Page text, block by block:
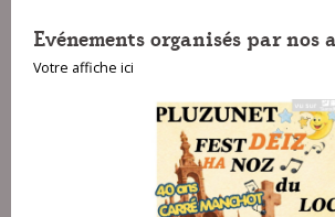
Evénements organisés par nos
Votre affiche ici